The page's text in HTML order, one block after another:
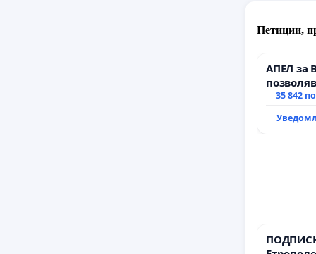
Петиции,
АПЕЛ за
да
35 842